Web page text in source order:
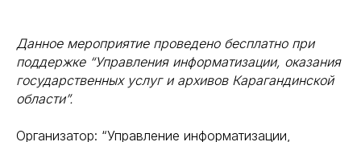
Данное мероприятие проведено бесплатно при
поддержке “Управления информатизации, оказания
государственных услуг и архивов Карагандинской
области”.
Организатор: “Управление информатизации,